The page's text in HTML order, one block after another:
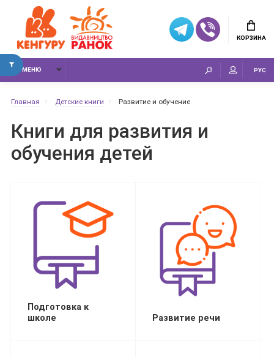
КОРЗИНА
МЕНЮ РУС
Главная Детские книги Развитие и обучение
Книги для развития и
обучения детей
Подготовка к
школе
Развитие речи